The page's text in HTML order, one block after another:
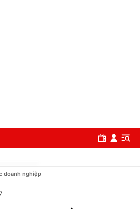
doanh nghiệp